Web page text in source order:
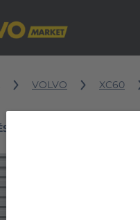
VOLVO XC60
DE RECHERCHE